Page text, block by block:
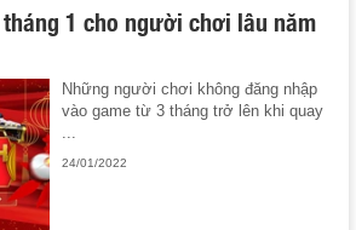
1 cho người chơi lâu năm
Những người chơi không đăng nhập
vào game từ 3 tháng trở lên khi quay
24/01/2022